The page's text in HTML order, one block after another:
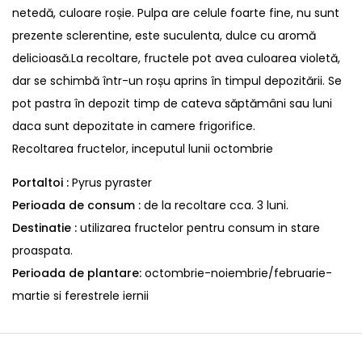
netedă, culoare roșie. Pulpa are celule foarte fine, nu sunt
prezente sclerentine, este suculenta, dulce cu aromă
delicioasă.La recoltare, fructele pot avea culoarea violetă,
dar se schimbă într-un roșu aprins în timpul depozitării. Se
pot pastra în depozit timp de cateva săptămâni sau luni
daca sunt depozitate in camere frigorifice.
Recoltarea fructelor, inceputul lunii octombrie
Portaltoi : Pyrus pyraster
Perioada de consum : de la recoltare cca. 3 luni.
Destinatie : utilizarea fructelor pentru consum in stare
proaspata.
Perioada de plantare: octombrie-noiembrie/februarie-
martie si ferestrele iernii